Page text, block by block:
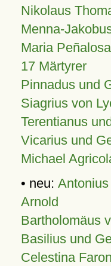
Nikolaus
Menna-
Maria Peñalosa
17 Märtyrer
Pinnadus und
Siagrius von
Terentianus
Vicarius und
Michael
• neu: Antonius
Arnold
Bartholomäus
Basilius und
Celestina Faron